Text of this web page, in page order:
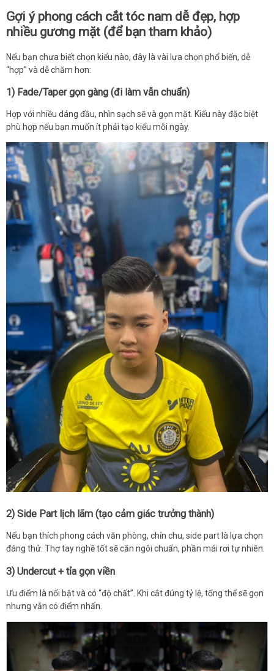
Gợi ý phong cách cắt tóc nam dễ đẹp, hợp
nhiều gương mặt (để bạn tham khảo)
Nếu bạn chưa biết chọn kiểu nào, đây là vài lựa chọn phổ biến, dễ
“hợp” và dễ chăm hơn:
1) Fade/Taper gọn gàng (đi làm vẫn chuẩn)
Hợp với nhiều dáng đầu, nhìn sạch sẽ và gọn mặt. Kiểu này đặc biệt
phù hợp nếu bạn muốn ít phải tạo kiểu mỗi ngày.
2) Side Part lịch lãm (tạo cảm giác trưởng thành)
Nếu bạn thích phong cách văn phòng, chỉn chu, side part là lựa chọn
đáng thử. Thợ tay nghề tốt sẽ căn ngôi chuẩn, phần mái rơi tự nhiên.
3) Undercut + tỉa gọn viền
Ưu điểm là nổi bật và có “độ chất”. Khi cắt đúng tỷ lệ, tổng thể sẽ gọn
nhưng vẫn có điểm nhấn.